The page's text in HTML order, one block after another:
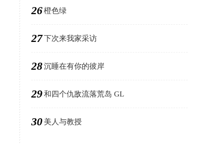
26橙色绿
27下次来我家采访
28沉睡在有你的彼岸
29和四个仇敌流落荒岛 GL
30 美人与教授